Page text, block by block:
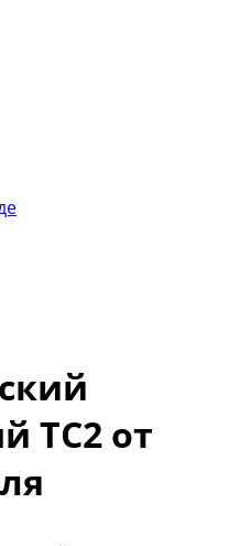
ТС2 от